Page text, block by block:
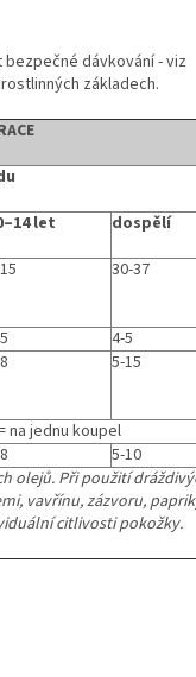
dávkování - viz
základech.
let
dospělí
30-37
4-5
5-15
na jednu koupel
5-10
olejů. Při použití
vavřínu, zázvoru,
citlivosti pokožky.